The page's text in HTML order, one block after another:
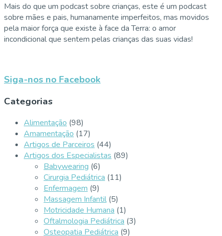
Mais do que um podcast sobre crianças, este é um podcast
sobre mães e pais, humanamente imperfeitos, mas movidos
pela maior força que existe à face da Terra: o amor
incondicional que sentem pelas crianças das suas vidas!
Siga-nos no Facebook
Categorias
Alimentação (98)
Amamentação (17)
Artigos de Parceiros (44)
Artigos dos Especialistas (89)
Babywearing (6)
Cirurgia Pediátrica (11)
Enfermagem (9)
Massagem Infantil (5)
Motricidade Humana (1)
Oftalmologia Pediátrica (3)
Osteopatia Pediátrica (9)